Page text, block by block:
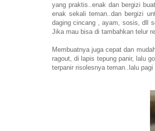
yang praktis..enak dan bergizi
enak sekali teman..dan bergizi
daging cincang , ayam, sosis, dll
Jika mau bisa di tambahkan telur
Membuatnya juga cepat dan
ragout, di lapis tepung panir, lalu
terpanir risolesnya teman..lalu